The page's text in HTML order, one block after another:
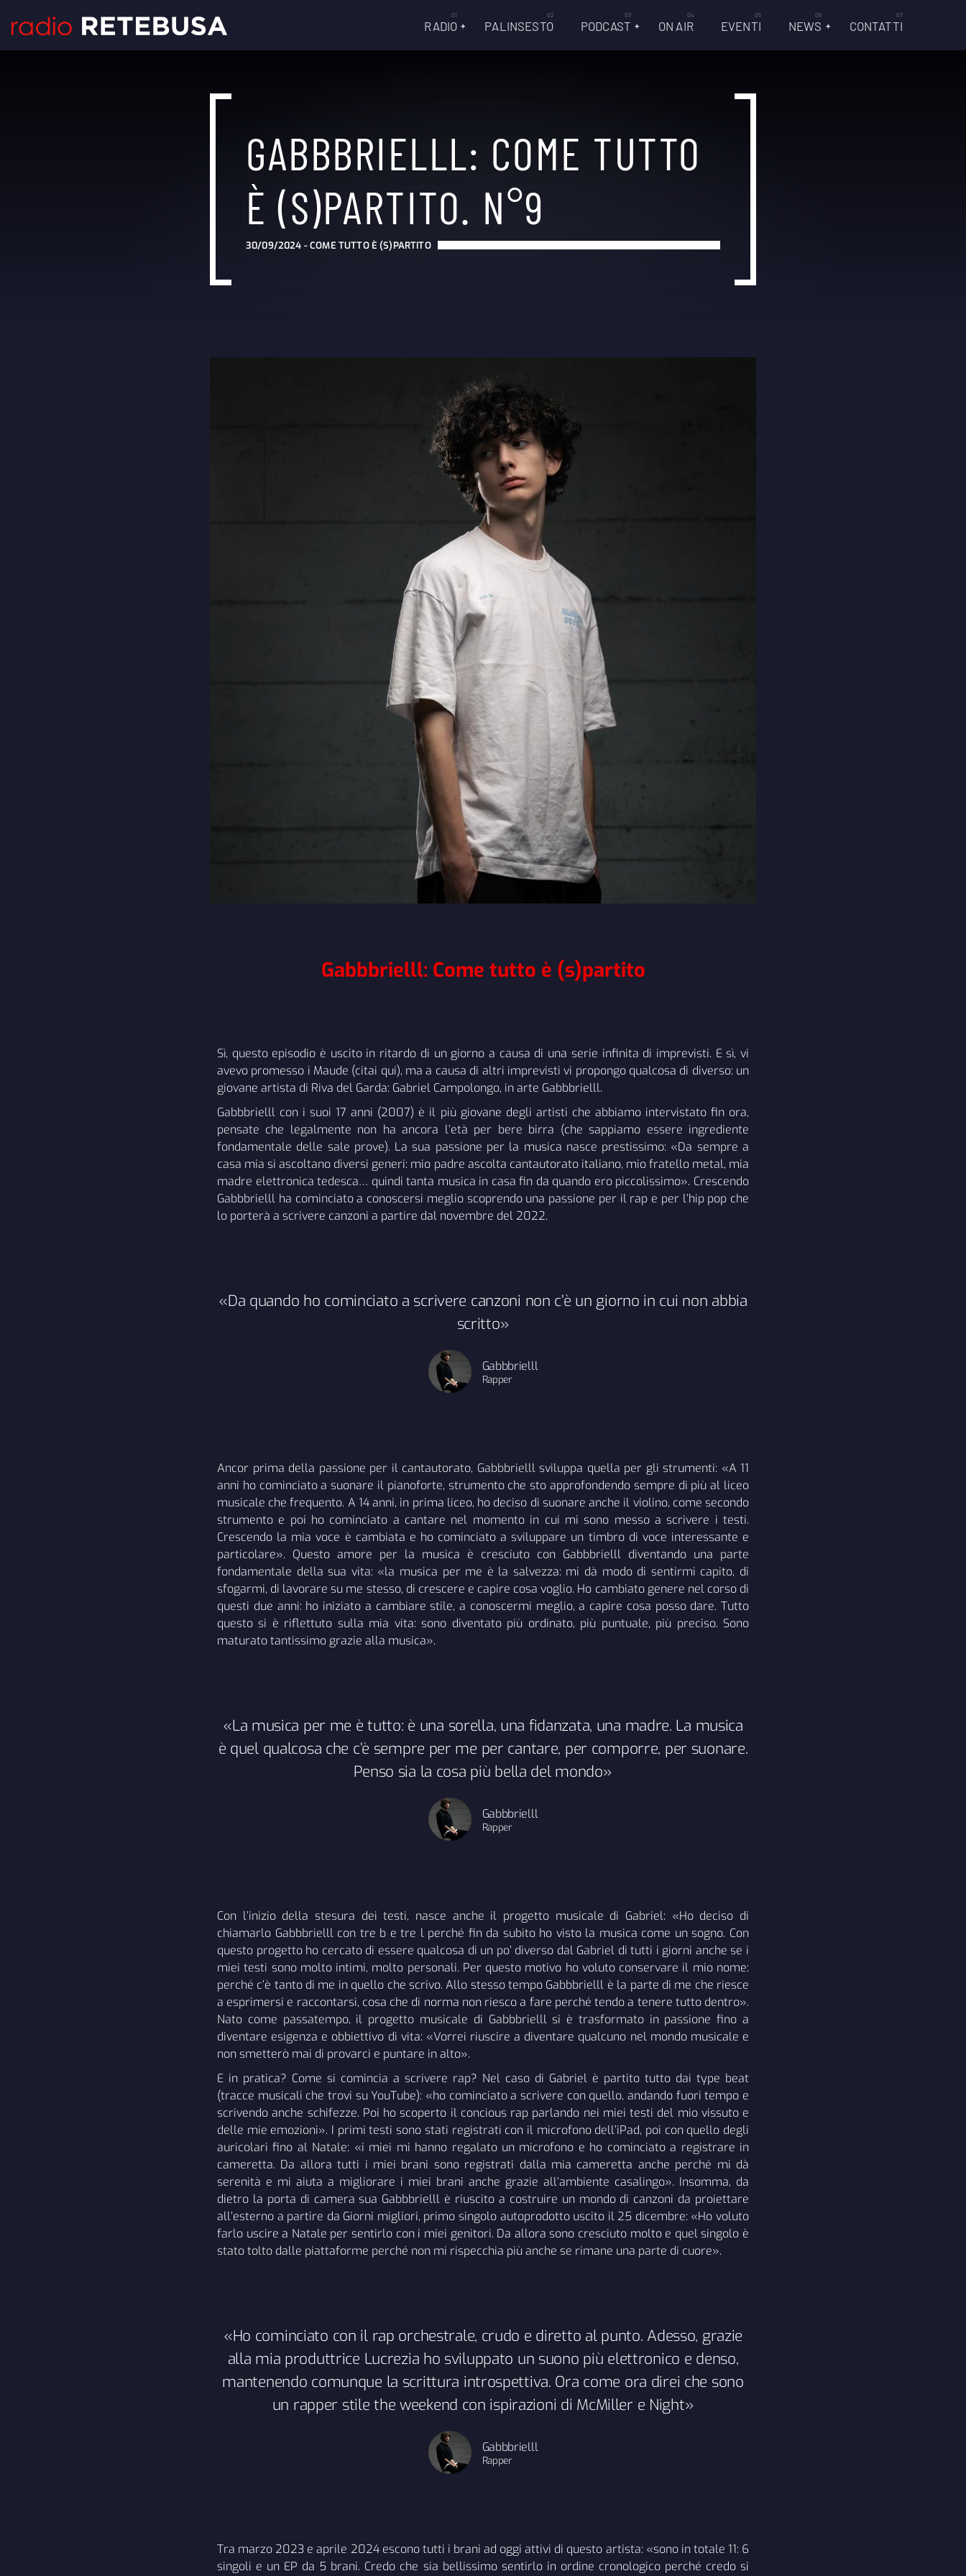
RADIO PALINSESTO PODCAST ON AIR EVENTI NEWS CONTATTI
GABBBRIELLL: COME TUTTO
È (S)PARTITO. N°9
30/09/2024 -COME TUTTO È (S)PARTITO
Gabbbrielll: Come tutto è (s)partito
Sì, questo episodio è uscito in ritardo di un giorno a causa di una serie infinita di imprevisti. E sì, vi
avevo promesso i Maude (citai qui), ma a causa di altri imprevisti vi propongo qualcosa di diverso: un
giovane artista di Riva del Garda: Gabriel Campolongo, in arte Gabbbrielll.
Gabbbrielll con i suoi 17 anni (2007) è il più giovane degli artisti che abbiamo intervistato fin ora,
pensate che legalmente non ha ancora l’età per bere birra (che sappiamo essere ingrediente
fondamentale delle sale prove). La sua passione per la musica nasce prestissimo: «Da sempre a
casa mia si ascoltano diversi generi: mio padre ascolta cantautorato italiano, mio fratello metal, mia
madre elettronica tedesca… quindi tanta musica in casa fin da quando ero piccolissimo». Crescendo
Gabbbrielll ha cominciato a conoscersi meglio scoprendo una passione per il rap e per l’hip pop che
lo porterà a scrivere canzoni a partire dal novembre del 2022.
«Da quando ho cominciato a scrivere canzoni non c’è un giorno in cui non abbia
scritto»
Gabbbrielll
Rapper
Ancor prima della passione per il cantautorato, Gabbbrielll sviluppa quella per gli strumenti: «A 11
anni ho cominciato a suonare il pianoforte, strumento che sto approfondendo sempre di più al liceo
musicale che frequento. A 14 anni, in prima liceo, ho deciso di suonare anche il violino, come secondo
strumento e poi ho cominciato a cantare nel momento in cui mi sono messo a scrivere i testi.
Crescendo la mia voce è cambiata e ho cominciato a sviluppare un timbro di voce interessante e
particolare». Questo amore per la musica è cresciuto con Gabbbrielll diventando una parte
fondamentale della sua vita: «la musica per me è la salvezza: mi dà modo di sentirmi capito, di
sfogarmi, di lavorare su me stesso, di crescere e capire cosa voglio. Ho cambiato genere nel corso di
questi due anni: ho iniziato a cambiare stile, a conoscermi meglio, a capire cosa posso dare. Tutto
questo si è riflettuto sulla mia vita: sono diventato più ordinato, più puntuale, più preciso. Sono
maturato tantissimo grazie alla musica».
«La musica per me è tutto: è una sorella, una fidanzata, una madre. La musica
è quel qualcosa che c’è sempre per me per cantare, per comporre, per suonare.
Penso sia la cosa più bella del mondo»
Gabbbrielll
Rapper
Con l’inizio della stesura dei testi, nasce anche il progetto musicale di Gabriel: «Ho deciso di
chiamarlo Gabbbrielll con tre b e tre l perché fin da subito ho visto la musica come un sogno. Con
questo progetto ho cercato di essere qualcosa di un po’ diverso dal Gabriel di tutti i giorni anche se i
miei testi sono molto intimi, molto personali. Per questo motivo ho voluto conservare il mio nome:
perché c’è tanto di me in quello che scrivo. Allo stesso tempo Gabbbrielll è la parte di me che riesce
a esprimersi e raccontarsi, cosa che di norma non riesco a fare perché tendo a tenere tutto dentro».
Nato come passatempo, il progetto musicale di Gabbbrielll si è trasformato in passione fino a
diventare esigenza e obbiettivo di vita: «Vorrei riuscire a diventare qualcuno nel mondo musicale e
non smetterò mai di provarci e puntare in alto».
E in pratica? Come si comincia a scrivere rap? Nel caso di Gabriel è partito tutto dai type beat
(tracce musicali che trovi su YouTube): «ho cominciato a scrivere con quello, andando fuori tempo e
scrivendo anche schifezze. Poi ho scoperto il concious rap parlando nei miei testi del mio vissuto e
delle mie emozioni». I primi testi sono stati registrati con il microfono dell’iPad, poi con quello degli
auricolari fino al Natale: «i miei mi hanno regalato un microfono e ho cominciato a registrare in
cameretta. Da allora tutti i miei brani sono registrati dalla mia cameretta anche perché mi dà
serenità e mi aiuta a migliorare i miei brani anche grazie all’ambiente casalingo». Insomma, da
dietro la porta di camera sua Gabbbrielll è riuscito a costruire un mondo di canzoni da proiettare
all’esterno a partire da Giorni migliori, primo singolo autoprodotto uscito il 25 dicembre: «Ho voluto
farlo uscire a Natale per sentirlo con i miei genitori. Da allora sono cresciuto molto e quel singolo è
stato tolto dalle piattaforme perché non mi rispecchia più anche se rimane una parte di cuore».
«Ho cominciato con il rap orchestrale, crudo e diretto al punto. Adesso, grazie
alla mia produttrice Lucrezia ho sviluppato un suono più elettronico e denso,
mantenendo comunque la scrittura introspettiva. Ora come ora direi che sono
un rapper stile the weekend con ispirazioni di McMiller e Night»
Gabbbrielll
Rapper
Tra marzo 2023 e aprile 2024 escono tutti i brani ad oggi attivi di questo artista: «sono in totale 11: 6
singoli e un EP da 5 brani. Credo che sia bellissimo sentirlo in ordine cronologico perché credo si